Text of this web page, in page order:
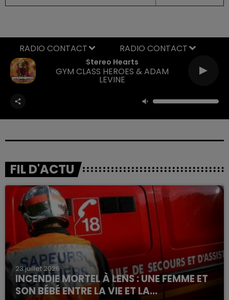
Stereo Hearts
GYM CLASS HEROES & ADAM
LEVINE
RADIO CONTACT
FIL D'ACTU
23 juillet 2026
INCENDIE MORTEL À LENS : UNE FEMME ET
SON BÉBÉ ENTRE LA VIE ET LA...